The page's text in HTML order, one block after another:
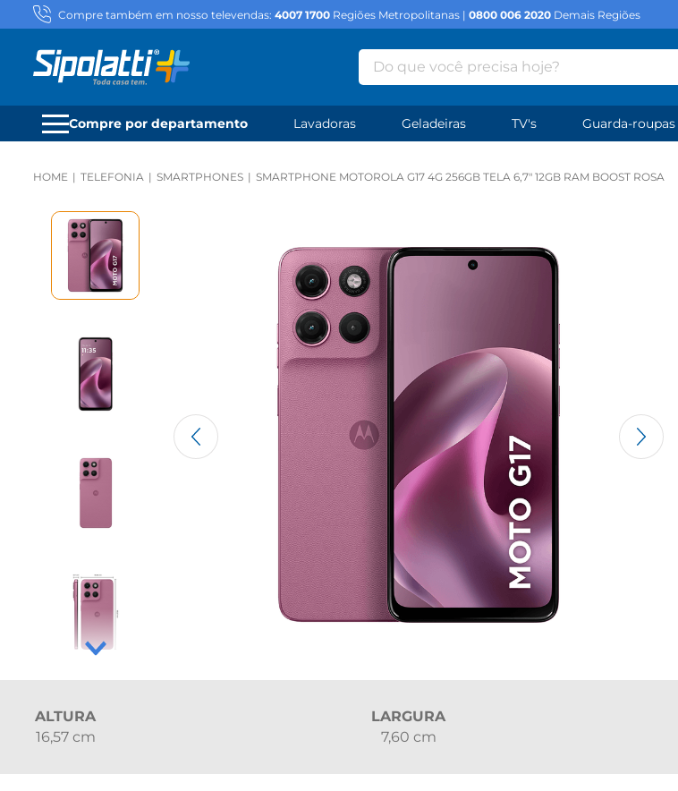
Compre também em nosso televendas: 4007 1700 Regiões Metropolitanas | 0800 006 2020 Demais Regiões
Do que você precisa hoje?
Compre por departamento Lavadoras Geladeiras TV's Guarda-roupas
TELEFONIA SMARTPHONES SMARTPHONE MOTOROLA G17 4G 256GB TELA 6,7" 12GB RAM BOOST ROSA
ALTURA
16,57 cm
LARGURA
7,60 cm